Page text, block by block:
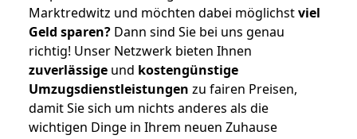
Marktredwitz und möchten dabei möglichstviel
Geld sparen? Dann sind Sie bei uns genau
richtig! Unser Netzwerk bieten Ihnen
zuverlässige und kostengünstige
Umzugsdienstleistungen zu fairen Preisen,
damit Sie sich um nichts anderes als die
wichtigen Dinge in Ihrem neuen Zuhause